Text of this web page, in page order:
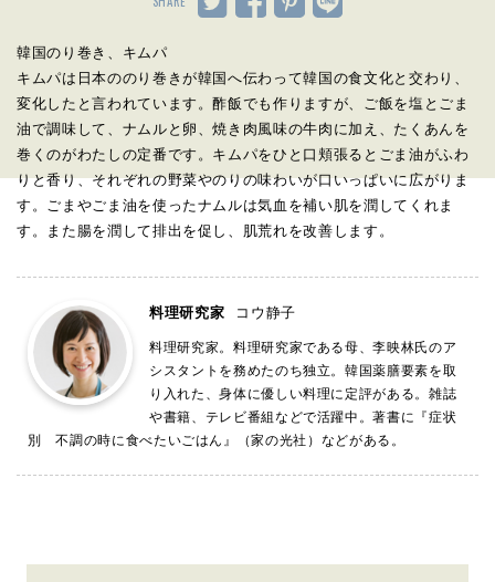
韓国のり巻き、キムパ
キムパは日本ののり巻きが韓国へ伝わって韓国の食文化と交わり、
変化したと言われています。酢飯でも作りますが、ご飯を塩とごま
油で調味して、ナムルと卵、焼き肉風味の牛肉に加え、たくあんを
巻くのがわたしの定番です。キムパをひと口頬張るとごま油がふわ
りと香り、それぞれの野菜やのりの味わいが口いっぱいに広がりま
す。ごまやごま油を使ったナムルは気血を補い肌を潤してくれま
す。また腸を潤して排出を促し、肌荒れを改善します。
料理研究家 コウ静子
料理研究家。料理研究家である母、李映林氏のア
シスタントを務めたのち独立。韓国薬膳要素を取
り入れた、身体に優しい料理に定評がある。雑誌
や書籍、テレビ番組などで活躍中。著書に『症状
別 不調の時に食べたいごはん』（家の光社）などがある。